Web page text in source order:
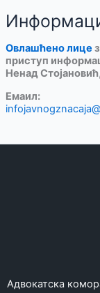
Овлашћено лице
приступ
Ненад Стојановић
Емаил:
Адвокатска